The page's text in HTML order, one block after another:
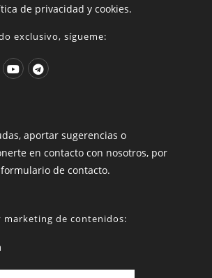
de privacidad y cookies.
exclusivo, sígueme:
aportar sugerencias o
en contacto con nosotros, por
de contacto.
marketing de contenidos: